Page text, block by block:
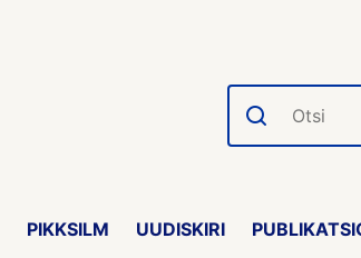
Otsi
PIKKSILM UUDISKIRI